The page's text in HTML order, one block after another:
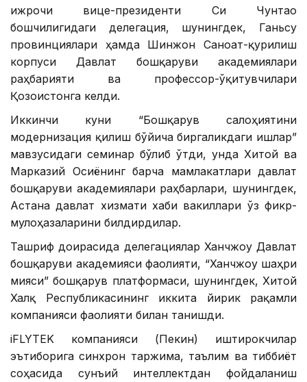
ижрочи вице-президенти Си Чунтао
бошчилигидаги делегация, шунингдек, Ганьсу
провинциялари ҳамда Шинжон Саноат-қурилиш
корпуси Давлат бошқаруви академиялари
раҳбарияти ва профессор-ўқитувчилари
Қозоғистонга келди.
Иккинчи куни “Бошқарув салоҳиятини
модернизация қилиш бўйича биргаликдаги ишлар”
мавзусидаги семинар бўлиб ўтди, унда Хитой ва
Марказий Осиёнинг барча мамлакатлари давлат
бошқаруви академиялари раҳбарлари, шунингдек,
Астана давлат хизмати хаби вакиллари ўз фикр-
мулоҳазаларини билдирдилар.
Ташриф доирасида делегациялар Ханчжоу Давлат
бошқаруви академияси фаолияти, “Ханчжоу шаҳри
мияси” бошқарув платформаси, шунингдек, Хитой
Халқ Республикасининг иккита йирик рақамли
компанияси фаолияти билан танишди.
iFLYTEK компанияси (Пекин) иштирокчилар
эътиборига синхрон таржима, таълим ва тиббиёт
соҳасида сунъий интеллектдан фойдаланиш